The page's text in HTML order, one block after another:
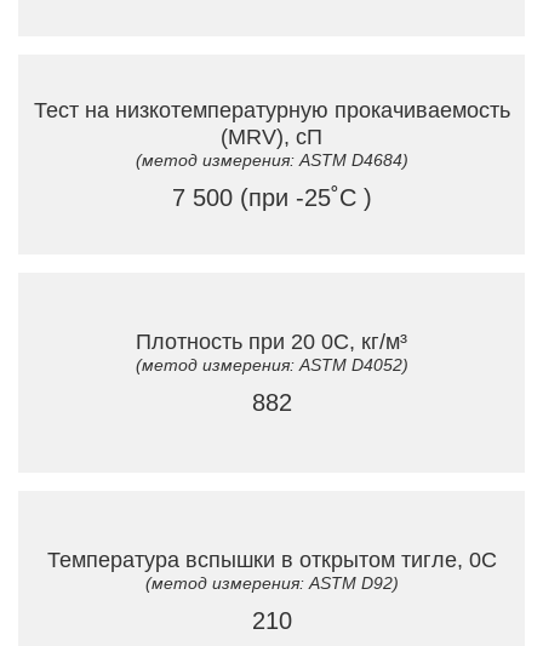
Тест на низкотемпературную прокачиваемость
(MRV), сП
(метод измерения: ASTM D4684)
7 500 (при -25˚C )
Плотность при 20 0C, кг/м³
(метод измерения: ASTM D4052)
882
Температура вспышки в открытом тигле, 0C
(метод измерения: ASTM D92)
210